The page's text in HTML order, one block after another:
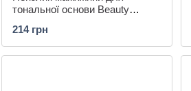
тональної основи Beauty
214 грн